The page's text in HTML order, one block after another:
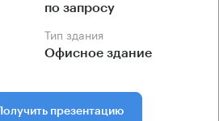
по запросу
Тип здания
Офисное здание
Получить презентацию